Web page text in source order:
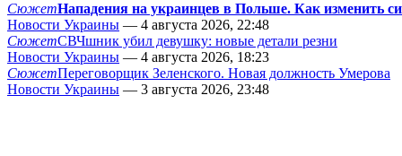
СюжетНападения на украинцев в Польше. Как изменить
Новости Украины — 4 августа 2026, 22:48
СюжетСВЧшник убил девушку: новые детали резни
Новости Украины — 4 августа 2026, 18:23
СюжетПереговорщик Зеленского. Новая должность Умерова
Новости Украины — 3 августа 2026, 23:48